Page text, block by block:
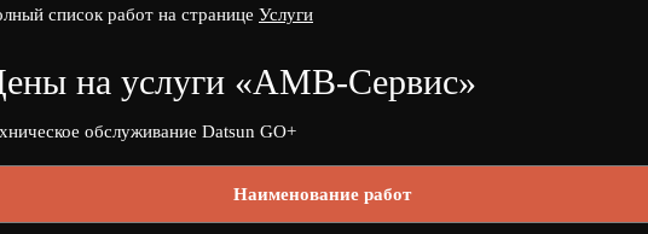
список работ на странице Услуги
на услуги «АМВ-Сервис»
обслуживание Datsun GO+
Наименование работ